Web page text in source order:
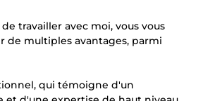
travailler avec moi, vous vous
de multiples avantages, parmi
qui témoigne d'un